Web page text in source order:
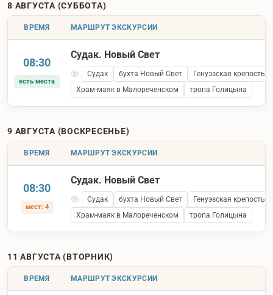
8 АВГУСТА (СУББОТА)
ВРЕМЯ МАРШРУТ ЭКСКУРСИИ
08:30
есть места
Судак. Новый Свет
Судак бухта Новый Свет
Генуэзская крепость
Храм-маяк в Малореченском
тропа Голицына
9 АВГУСТА (ВОСКРЕСЕНЬЕ)
ВРЕМЯ МАРШРУТ ЭКСКУРСИИ
08:30
мест: 4
Судак. Новый Свет
Судак бухта Новый Свет
Генуэзская крепость
Храм-маяк в Малореченском
тропа Голицына
11 АВГУСТА (ВТОРНИК)
ВРЕМЯ МАРШРУТ ЭКСКУРСИИ